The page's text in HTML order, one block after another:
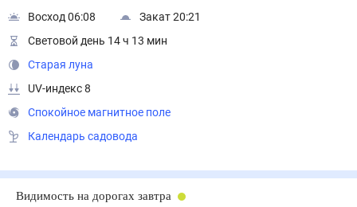
Восход 06:08
Закат 20:21
Световой день 14 ч 13 мин
Старая луна
UV-индекс 8
Спокойное магнитное поле
Календарь садовода
Видимость на дорогах завтра